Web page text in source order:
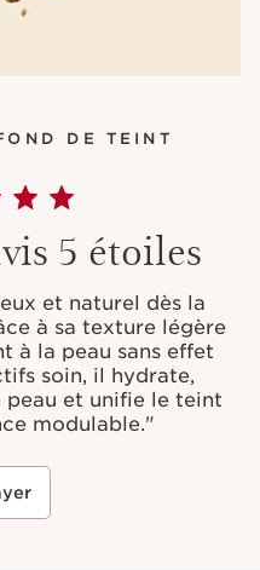
DE TEINT
5 étoiles
et naturel dès la
à sa texture légère
à la peau sans effet
soin, il hydrate,
et unifie le teint
modulable."